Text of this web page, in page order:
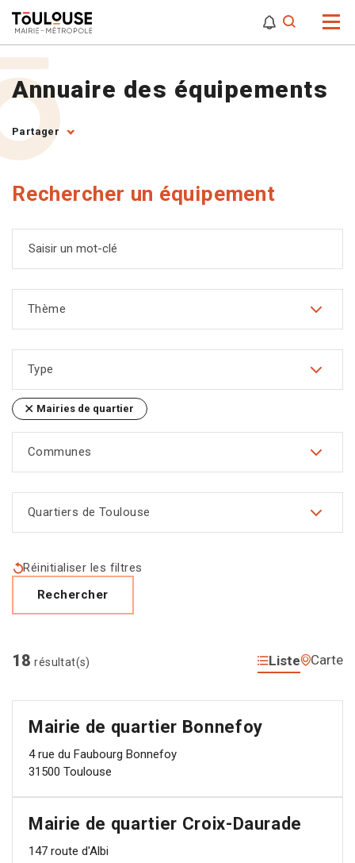
Annuaire des équipements
Partager
Rechercher un équipement
Thème
Type
Mairies de quartier
Communes
Quartiers de Toulouse
Réinitialiser les filtres
Rechercher
18 résultat(s) Liste Carte
Mairie de quartier Bonnefoy
4 rue du Faubourg Bonnefoy
31500 Toulouse
Mairie de quartier Croix-Daurade
147 route d'Albi